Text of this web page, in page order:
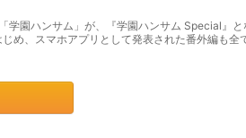
園ハンサム」が、『学園ハンサム Special』と
め、スマホアプリとして発表された番外編も全